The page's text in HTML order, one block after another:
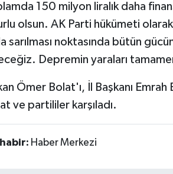
150 milyon liralık daha
olsun. AK Parti hükümeti
sarılması noktasında bütün
Depremin yaraları
Ömer Bolat'ı, İl Başkanı
ve partililer karşıladı.
Haber Merkezi